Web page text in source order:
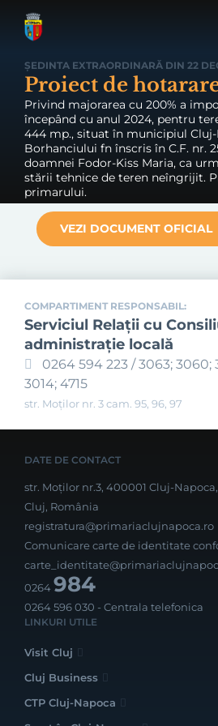
ȘEDINTA EXTRAORDINARĂ DIN 22
Proiect de
Privind majorarea cu 200% a
începând cu anul 2024, pentru
444 mp., situat în municipiul Cluj-
Borhanciului fn înscris în C.F. nr.
doamnei Fodor-Kiss Maria, ca
stării tehnice de teren neîngrijit.
primarului.
VEZI DOCUMENT OFICIAL
COMPARTIMENT RESPONSABIL:
Serviciul Relaţii cu
administraţie locală
0264 594 223 / 3063; 3060;
3014; 4715
str. Moților nr. 3 cam. 95, 96, 97
DATE DE CONTACT
str. Moților nr.3, 400001 Cluj-Napoca,
Cluj, România
registratura@primariaclujnapoca.ro
Comunicare carte de identitate
0264984
0264 596 030 - Centrala telefonica
LINKURI UTILE
Visit Cluj
Cluj Business
CTP Cluj-Napoca